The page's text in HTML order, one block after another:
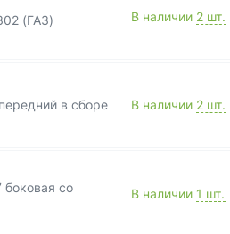
(ГАЗ) В наличии 2 шт.
в сборе В наличии 2 шт.
боковая со
В наличии 1 шт.